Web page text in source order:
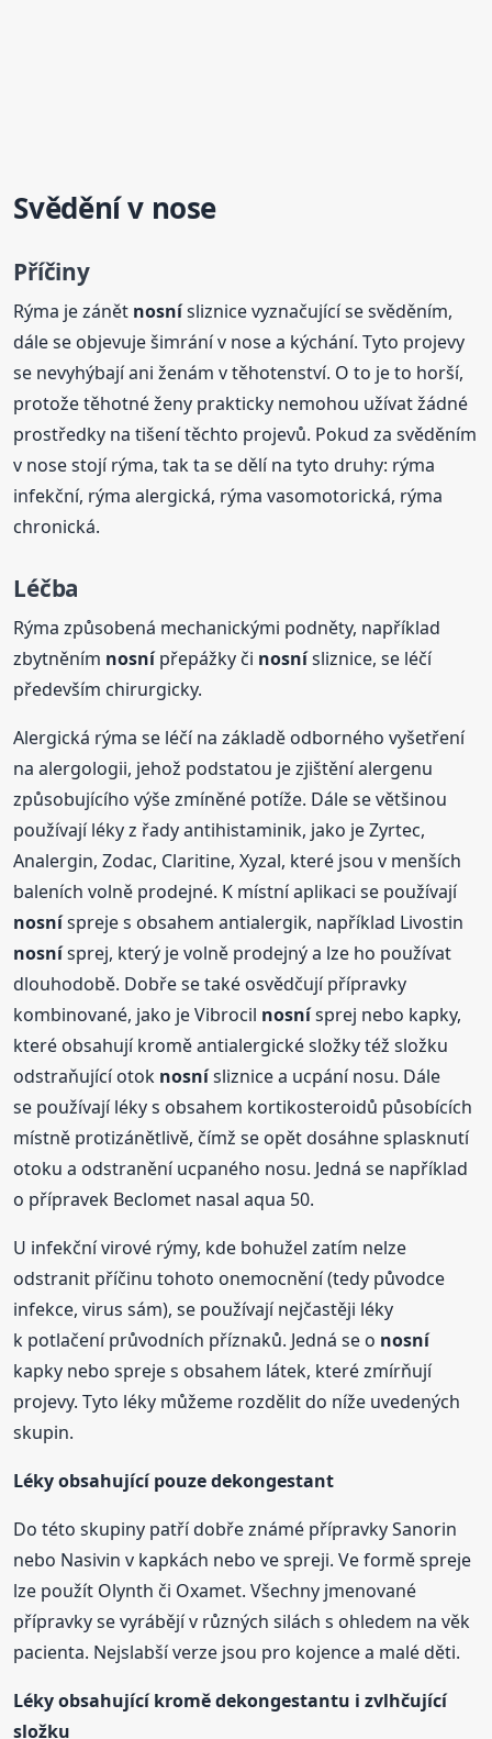
Svědění v nose
Příčiny
Rýma je zánět nosnísliznice vyznačující se svěděním,
dále se objevuje šimrání v nose a kýchání. Tyto projevy
se nevyhýbají ani ženám v těhotenství. O to je to horší,
protože těhotné ženy prakticky nemohou užívat žádné
prostředky na tišení těchto projevů. Pokud za svěděním
v nose stojí rýma, tak ta se dělí na tyto druhy: rýma
infekční, rýma alergická, rýma vasomotorická, rýma
chronická.
Léčba
Rýma způsobená mechanickými podněty, například
zbytněním nosnípřepážky či nosnísliznice, se léčí
především chirurgicky.
Alergická rýma se léčí na základě odborného vyšetření
na alergologii, jehož podstatou je zjištění alergenu
způsobujícího výše zmíněné potíže. Dále se většinou
používají léky z řady antihistaminik, jako je Zyrtec,
Analergin, Zodac, Claritine, Xyzal, které jsou v menších
baleních volně prodejné. K místní aplikaci se používají
nosníspreje s obsahem antialergik, například Livostin
nosnísprej, který je volně prodejný a lze ho používat
dlouhodobě. Dobře se také osvědčují přípravky
kombinované, jako je Vibrocil nosnísprej nebo kapky,
které obsahují kromě antialergické složky též složku
odstraňující otok nosnísliznice a ucpání nosu. Dále
se používají léky s obsahem kortikosteroidů působících
místně protizánětlivě, čímž se opět dosáhne splasknutí
otoku a odstranění ucpaného nosu. Jedná se například
o přípravek Beclomet nasal aqua 50.
U infekční virové rýmy, kde bohužel zatím nelze
odstranit příčinu tohoto onemocnění (tedy původce
infekce, virus sám), se používají nejčastěji léky
k potlačení průvodních příznaků. Jedná se o nosní
kapky nebo spreje s obsahem látek, které zmírňují
projevy. Tyto léky můžeme rozdělit do níže uvedených
skupin.
Léky obsahující pouze dekongestant
Do této skupiny patří dobře známé přípravky Sanorin
nebo Nasivin v kapkách nebo ve spreji. Ve formě spreje
lze použít Olynth či Oxamet. Všechny jmenované
přípravky se vyrábějí v různých silách s ohledem na věk
pacienta. Nejslabší verze jsou pro kojence a malé děti.
Léky obsahující kromě dekongestantu i zvlhčující
složku